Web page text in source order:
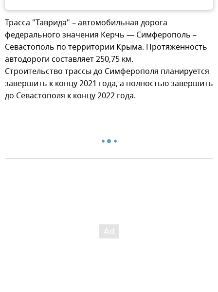
Трасса "Таврида" – автомобильная дорога
федерального значения Керчь — Симферополь –
Севастополь по территории Крыма. Протяженность
автодороги составляет 250,75 км.
Строительство трассы до Симферополя планируется
завершить к концу 2021 года, а полностью завершить
до Севастополя к концу 2022 года.